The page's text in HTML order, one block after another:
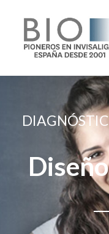
TRATAMIENTOS
DOCTORES
BLOG
LA CLÍNICA
CONTACTO
1ª CONSULTA GRATIS